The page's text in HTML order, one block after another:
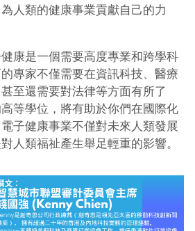
人類的健康事業貢獻自己的力
康是一個需要高度專業和跨學科
專家不僅需要在資訊科技、醫療
至還需要對法律等方面有所了
等學位，將有助於你們在國際化
子健康事業不僅對未來人類發展
人類福祉產生舉足輕重的影響。